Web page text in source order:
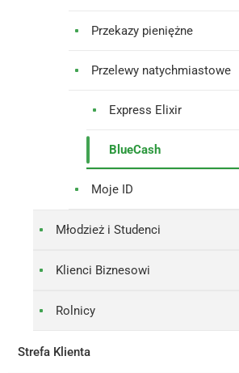
Przekazy pieniężne
Przelewy natychmiastowe
Express Elixir
BlueCash
Moje ID
Młodzież i Studenci
Klienci Biznesowi
Rolnicy
Strefa Klienta